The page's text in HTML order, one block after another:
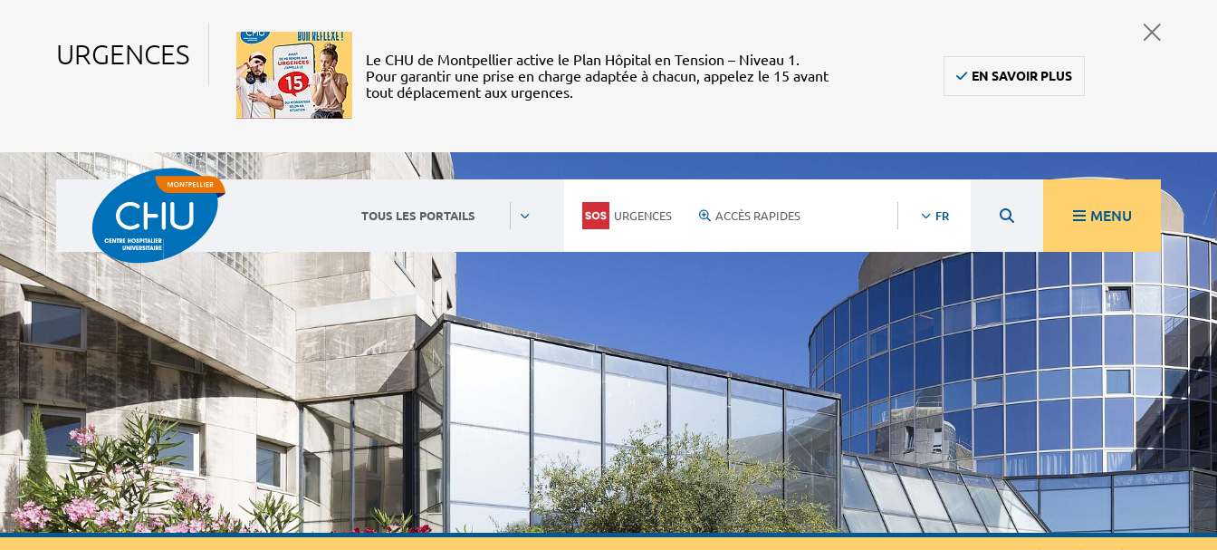
URGENCES
Le CHU de Montpellier active le Plan Hôpital en Tension – Niveau 1.
Pour garantir une prise en charge adaptée à chacun, appelez le 15 avant
tout déplacement aux urgences.
EN SAVOIR PLUS
TOUS LES PORTAILS URGENCES ACCÈS RAPIDES FR MENU